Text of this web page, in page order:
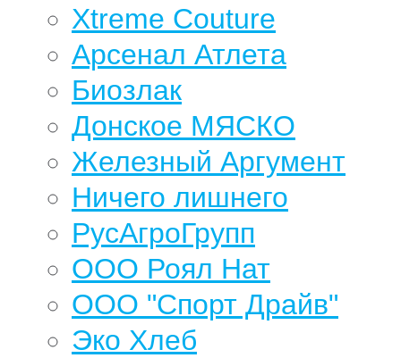
Xtreme Couture
Арсенал Атлета
Биозлак
Донское МЯСКО
Железный Аргумент
Ничего лишнего
РусАгроГрупп
ООО Роял Нат
ООО "Спорт Драйв"
Эко Хлеб